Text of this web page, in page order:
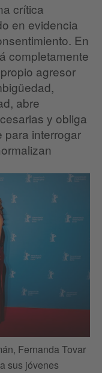
crítica
en evidencia
En
completamente
agresor
abre
y obliga
para interrogar
Fernanda Tovar
sus jóvenes